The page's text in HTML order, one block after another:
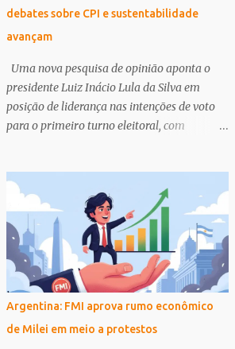
debates sobre CPI e sustentabilidade
avançam
Uma nova pesquisa de opinião aponta o
presidente Luiz Inácio Lula da Silva em
posição de liderança nas intenções de voto
para o primeiro turno eleitoral, com
encomendada pela Confederação Nacional
do Transporte (CNT) ao Instituto MDA, foi
divulgada nesta terça-feira (14) e reforça a
força eleitoral do atual governo. Avanços e
Desafios na Agenda de Sustentabilidade
Paralelamente ao cenário eleitoral, a
América Latina e o Caribe enfrentam um
período de incertezas e fragmentação
geopolítica que impacta a implementação
Argentina: FMI aprova rumo econômico
de Milei em meio a protestos